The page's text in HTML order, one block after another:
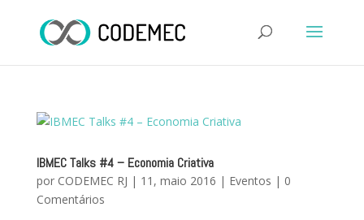
IBMEC Talks #4 – Economia Criativa
por CODEMEC RJ | 11, maio 2016 | Eventos | 0
Comentários